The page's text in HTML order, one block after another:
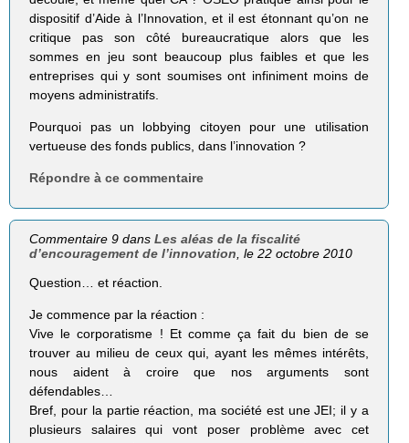
dispositif d’Aide à l’Innovation, et il est étonnant qu’on ne
critique pas son côté bureaucratique alors que les
sommes en jeu sont beaucoup plus faibles et que les
entreprises qui y sont soumises ont infiniment moins de
moyens administratifs.
Pourquoi pas un lobbying citoyen pour une utilisation
vertueuse des fonds publics, dans l’innovation ?
Répondre à ce commentaire
Commentaire 9 dansLes aléas de la fiscalité
d’encouragement de l’innovation, le 22 octobre 2010
Question… et réaction.
Je commence par la réaction :
Vive le corporatisme ! Et comme ça fait du bien de se
trouver au milieu de ceux qui, ayant les mêmes intérêts,
nous aident à croire que nos arguments sont
défendables…
Bref, pour la partie réaction, ma société est une JEI; il y a
plusieurs salaires qui vont poser problème avec cet